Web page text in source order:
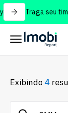
Traga seu
Exibindo4